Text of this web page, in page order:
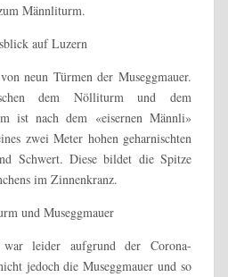
Männliturm.
neun Türmen der Museggmauer.
dem Nölliturm und dem
ist nach dem «eisernen Männli»
zwei Meter hohen geharnischten
Schwert. Diese bildet die Spitze
im Zinnenkranz.
leider aufgrund der Corona-
jedoch die Museggmauer und so